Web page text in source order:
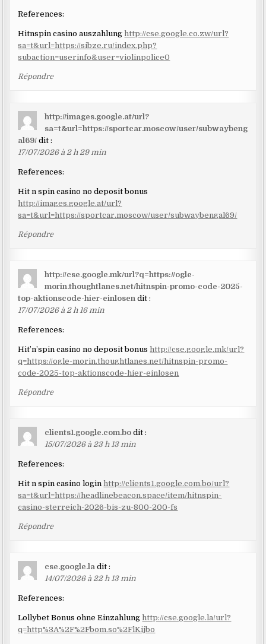
References:
Hitnspin casino auszahlunghttp://cse.google.co.zw/url?
sa=t&url=https://sibze.ru/index.php?
subaction=userinfo&user=violinpolice0
Répondre
http://images.google.at/url?
sa=t&url=https://sportcar.moscow/user/subwaybeng
al69/ dit :
17/07/2026 à 2 h 29 min
References:
Hit n spin casino no deposit bonus
http://images.google.at/url?
sa=t&url=https://sportcar.moscow/user/subwaybengal69/
Répondre
http://cse.google.mk/url?q=https://ogle-
morin.thoughtlanes.net/hitnspin-promo-code-2025-
top-aktionscode-hier-einlosen dit :
17/07/2026 à 2 h 16 min
References:
Hit’n’spin casino no deposit bonushttp://cse.google.mk/url?
q=https://ogle-morin.thoughtlanes.net/hitnspin-promo-
code-2025-top-aktionscode-hier-einlosen
Répondre
clients1.google.com.bo dit :
15/07/2026 à 23 h 13 min
References:
Hit n spin casino login http://clients1.google.com.bo/url?
sa=t&url=https://headlinebeacon.space/item/hitnspin-
casino-sterreich-2026-bis-zu-800-200-fs
Répondre
cse.google.la dit :
14/07/2026 à 22 h 13 min
References:
Lollybet Bonus ohne Einzahlunghttp://cse.google.la/url?
q=http%3A%2F%2Fbom.so%2FlKijbo